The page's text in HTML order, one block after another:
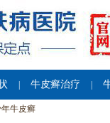
牛皮癣治疗
牛皮癣